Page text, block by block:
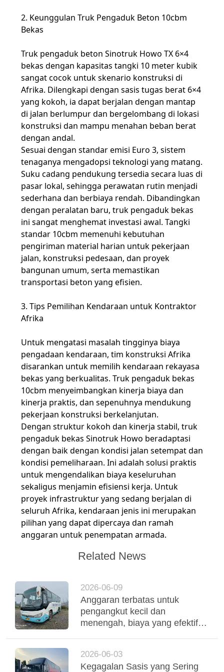
2. Keunggulan Truk Pengaduk Beton 10cbm
Bekas
Truk pengaduk beton Sinotruk Howo TX 6×4
bekas dengan kapasitas tangki 10 meter kubik
sangat cocok untuk skenario konstruksi di
Afrika. Dilengkapi dengan sasis tugas berat 6×4
yang kokoh, ia dapat berjalan dengan mantap
di jalan berlumpur dan bergelombang di lokasi
konstruksi dan mampu menahan beban berat
dengan andal.
Sesuai dengan standar emisi Euro 3, sistem
tenaganya mengadopsi teknologi yang matang.
Suku cadang pendukung tersedia secara luas di
pasar lokal, sehingga perawatan rutin menjadi
sederhana dan berbiaya rendah. Dibandingkan
dengan peralatan baru, truk pengaduk bekas
ini sangat menghemat investasi awal. Tangki
standar 10cbm memenuhi kebutuhan
pengiriman material harian untuk pekerjaan
jalan, konstruksi pedesaan, dan proyek
bangunan umum, serta memastikan
transportasi beton yang efisien.
3. Tips Pemilihan Kendaraan untuk Kontraktor
Afrika
Untuk mengatasi masalah tingginya biaya
pengadaan kendaraan, tim konstruksi Afrika
disarankan untuk memilih kendaraan rekayasa
bekas yang berkualitas. Truk pengaduk bekas
10cbm menyeimbangkan kinerja biaya dan
kinerja praktis, dan sepenuhnya mendukung
pekerjaan konstruksi berkelanjutan.
Dengan struktur kokoh dan kinerja stabil, truk
pengaduk bekas Sinotruk Howo beradaptasi
dengan baik dengan kondisi jalan setempat dan
kondisi pemeliharaan. Ini adalah solusi praktis
untuk mengendalikan biaya keseluruhan
sekaligus menjamin efisiensi kerja. Untuk
proyek infrastruktur yang sedang berjalan di
seluruh Afrika, kendaraan jenis ini merupakan
pilihan yang dapat dipercaya dan ramah
anggaran untuk penempatan armada.
Related News
2026-06-09
Anggaran terbatas untuk
pengangkut kecil dan
menengah, biaya yang efektif
yang stabil
2026-06-03
Kegagalan Sasis yang Sering